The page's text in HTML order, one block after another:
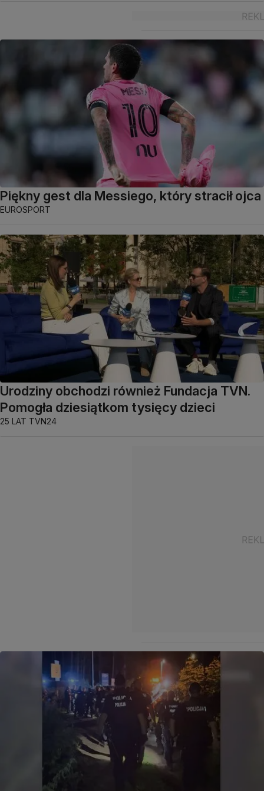
Piękny gest dla Messiego, który stracił ojca
EUROSPORT
Urodziny obchodzi również Fundacja TVN.
Pomogła dziesiątkom tysięcy dzieci
25 LAT TVN24